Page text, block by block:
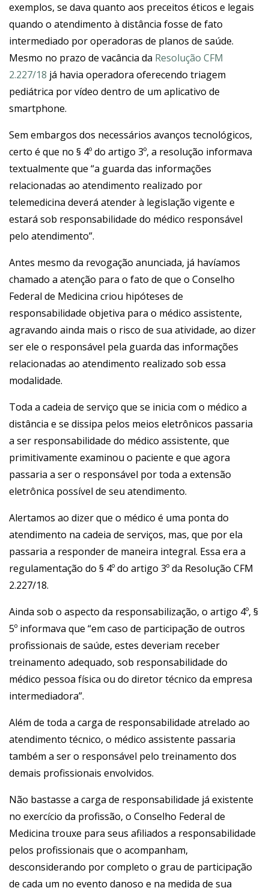
exemplos, se dava quanto aos preceitos éticos e legais
quando o atendimento à distância fosse de fato
intermediado por operadoras de planos de saúde.
Mesmo no prazo de vacância da Resolução CFM
2.227/18 já havia operadora oferecendo triagem
pediátrica por vídeo dentro de um aplicativo de
smartphone.
Sem embargos dos necessários avanços tecnológicos,
certo é que no § 4º do artigo 3º, a resolução informava
textualmente que “a guarda das informações
relacionadas ao atendimento realizado por
telemedicina deverá atender à legislação vigente e
estará sob responsabilidade do médico responsável
pelo atendimento”.
Antes mesmo da revogação anunciada, já havíamos
chamado a atenção para o fato de que o Conselho
Federal de Medicina criou hipóteses de
responsabilidade objetiva para o médico assistente,
agravando ainda mais o risco de sua atividade, ao dizer
ser ele o responsável pela guarda das informações
relacionadas ao atendimento realizado sob essa
modalidade.
Toda a cadeia de serviço que se inicia com o médico a
distância e se dissipa pelos meios eletrônicos passaria
a ser responsabilidade do médico assistente, que
primitivamente examinou o paciente e que agora
passaria a ser o responsável por toda a extensão
eletrônica possível de seu atendimento.
Alertamos ao dizer que o médico é uma ponta do
atendimento na cadeia de serviços, mas, que por ela
passaria a responder de maneira integral. Essa era a
regulamentação do § 4º do artigo 3º da Resolução CFM
2.227/18.
Ainda sob o aspecto da responsabilização, o artigo 4º, §
5º informava que “em caso de participação de outros
profissionais de saúde, estes deveriam receber
treinamento adequado, sob responsabilidade do
médico pessoa física ou do diretor técnico da empresa
intermediadora”.
Além de toda a carga de responsabilidade atrelado ao
atendimento técnico, o médico assistente passaria
também a ser o responsável pelo treinamento dos
demais profissionais envolvidos.
Não bastasse a carga de responsabilidade já existente
no exercício da profissão, o Conselho Federal de
Medicina trouxe para seus afiliados a responsabilidade
pelos profissionais que o acompanham,
desconsiderando por completo o grau de participação
de cada um no evento danoso e na medida de sua